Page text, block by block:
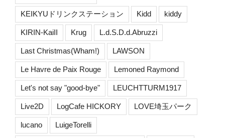
KEIKYUドリンクステーション Kidd kiddy
KIRIN-KaiII Krug L.d.S.D.d.Abruzzi
Last Christmas(Wham!) LAWSON
Le Havre de Paix Rouge Lemoned Raymond
Let's not say "good-bye" LEUCHTTURM1917
Live2D LogCafe HICKORY LOVE埼玉パーク
lucano LuigeTorelli